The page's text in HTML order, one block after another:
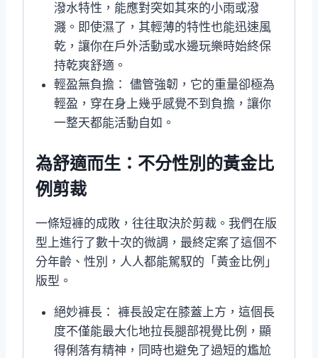
潑水特性，能應對突如其來的小雨或潑
濺。即使濕了，其輕薄的特性也能迅速風
乾，讓你在戶外活動或水邊玩樂時始終保
持乾爽舒適。
輕盈無負擔： 儘管強韌，它的重量卻極為
輕盈，穿在身上幾乎感覺不到負擔，讓你
一整天都能活動自如。
為舒適而生：不分性別的黃金比
例剪裁
一條短褲的成敗，往往取決於剪裁。我們在版
型上進行了數十次的微調，最終定案了這個不
分年齡、性別，人人都能駕馭的「黃金比例」
版型。
絕妙褲長： 褲長設定在膝蓋上方，這個長
度不僅能最大化地拉長腿部視覺比例，顯
得俐落有精神，同時也避免了過短的尷尬